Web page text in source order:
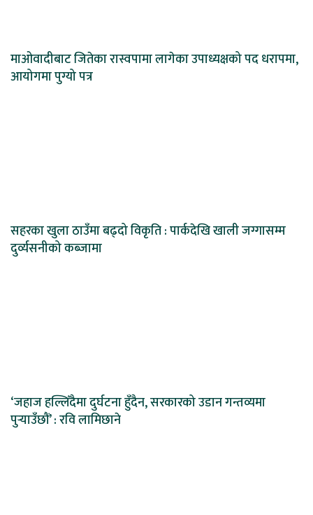
माओवादीबाट जितेका रास्वपामा लागेका उपाध्यक्षको पद धरापमा,
आयोगमा पुग्यो पत्र
सहरका खुला ठाउँमा बढ्दो विकृति : पार्कदेखि खाली जग्गासम्म
दुर्व्यसनीको कब्जामा
‘जहाज हल्लिँदैमा दुर्घटना हुँदैन, सरकारको उडान गन्तव्यमा
पुर्‍याउँछौं’ : रवि लामिछाने